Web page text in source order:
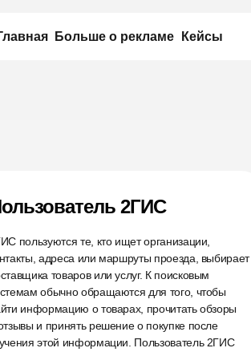
Больше о рекламе Кейсы
2ГИС
пользуются те, кто ищет организации,
адреса или маршруты проезда, выбирает
товаров или услуг. К поисковым
обычно обращаются для того, чтобы
информацию о товарах, прочитать обзоры
и принять решение о покупке после
этой информации. Пользователь 2ГИС